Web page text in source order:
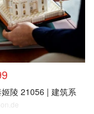
陵 21056 | 建筑系